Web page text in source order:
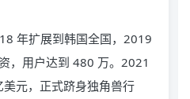
年扩展到韩国全国，2019
，用户达到 480 万。2021
元，正式跻身独角兽行